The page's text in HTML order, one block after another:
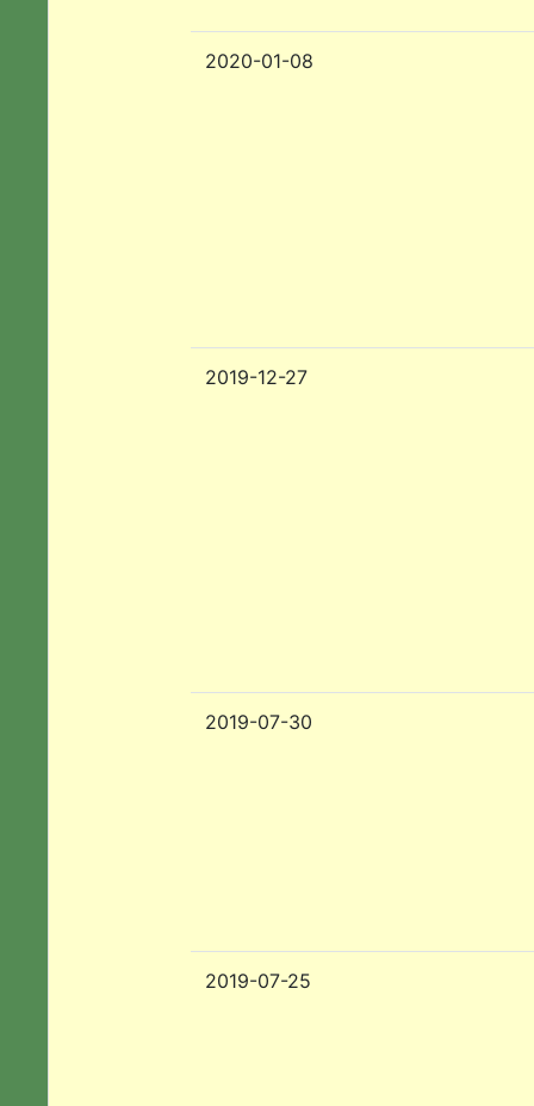
2020-01-08
2019-12-27
2019-07-30
2019-07-25